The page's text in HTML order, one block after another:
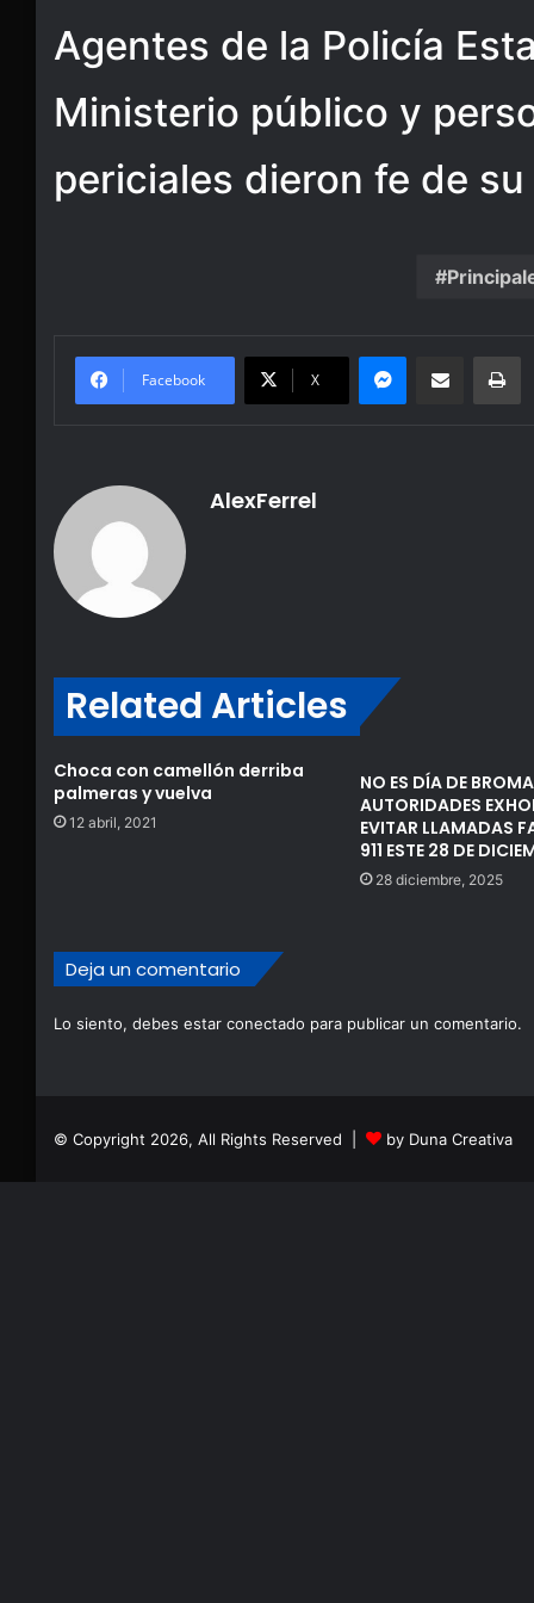
Agentes de la Policía
Ministerio público y
periciales dieron fe de
Facebook X
Messenger
Share via Email
AlexFerrel
Related Articles
Choca con camellón derriba
palmeras y vuelva
12 abril, 2021
NO ES DÍA DE
AUTORIDADES
EVITAR LLAMADAS
911 ESTE 28 DE
28 diciembre, 2025
Deja un comentario
Lo siento, debes estar conectado para publicar un comentario.
© Copyright 2026, All Rights Reserved | by Duna Creativa